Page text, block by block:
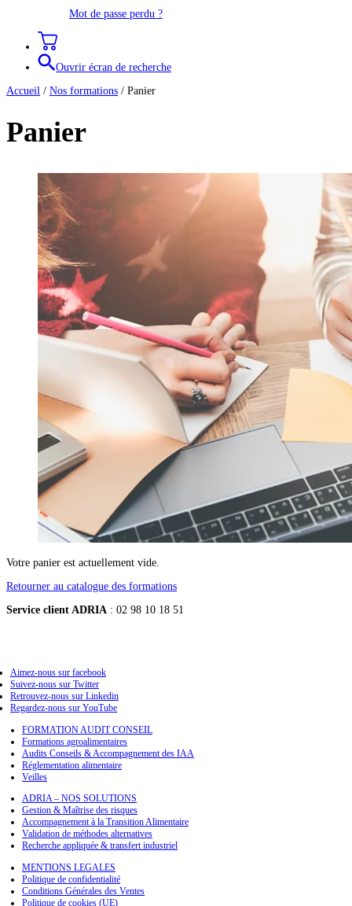
Mot de passe perdu ?
Ouvrir écran de recherche
Accueil / Nos formations / Panier
Panier
Votre panier est actuellement vide.
Retourner au catalogue des formations
Service client ADRIA : 02 98 10 18 51
Aimez-nous sur facebook
Suivez-nous sur Twitter
Retrouvez-nous sur Linkedin
Regardez-nous sur YouTube
FORMATION AUDIT CONSEIL
Formations agroalimentaires
Audits Conseils & Accompagnement des IAA
Réglementation alimentaire
Veilles
ADRIA – NOS SOLUTIONS
Gestion & Maîtrise des risques
Accompagnement à la Transition Alimentaire
Validation de méthodes alternatives
Recherche appliquée & transfert industriel
MENTIONS LEGALES
Politique de confidentialité
Conditions Générales des Ventes
Politique de cookies (UE)